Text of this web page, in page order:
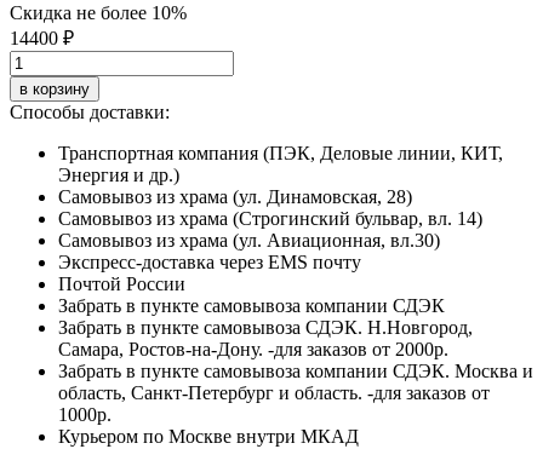
Скидка не более 10%
14400 ₽
в корзину
Способы доставки:
Транспортная компания (ПЭК, Деловые линии, КИТ,
Энергия и др.)
Самовывоз из храма (ул. Динамовская, 28)
Самовывоз из храма (Строгинский бульвар, вл. 14)
Самовывоз из храма (ул. Авиационная, вл.30)
Экспресс-доставка через EMS почту
Почтой России
Забрать в пункте самовывоза компании СДЭК
Забрать в пункте самовывоза СДЭК. Н.Новгород,
Самара, Ростов-на-Дону. -для заказов от 2000р.
Забрать в пункте самовывоза компании СДЭК. Москва и
область, Санкт-Петербург и область. -для заказов от
1000р.
Курьером по Москве внутри МКАД